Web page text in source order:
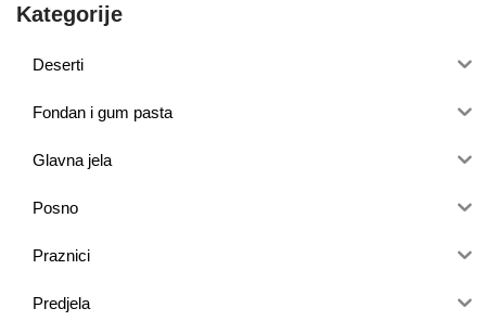
Kategorije
Deserti
Fondan i gum pasta
Glavna jela
Posno
Praznici
Predjela